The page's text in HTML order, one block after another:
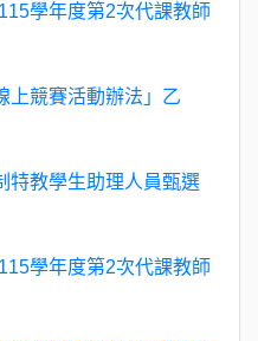
學年度第2次代課教師
上競賽活動辦法」乙
特教學生助理人員甄選
學年度第2次代課教師